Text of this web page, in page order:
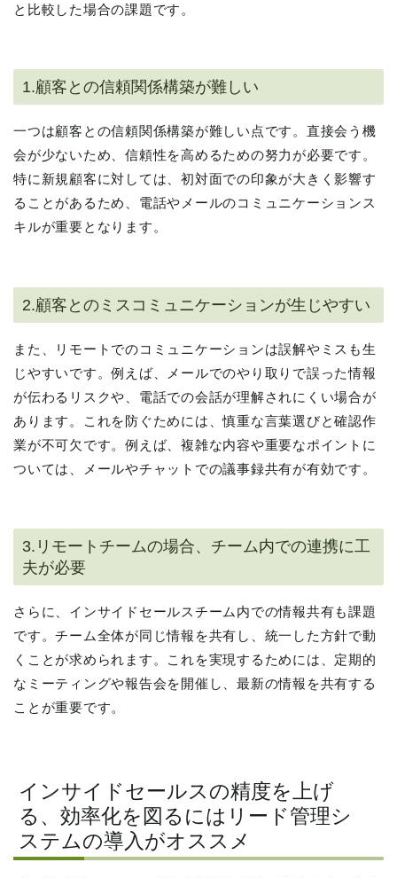
と比較した場合の課題です。
1.顧客との信頼関係構築が難しい
一つは顧客との信頼関係構築が難しい点です。直接会う機
会が少ないため、信頼性を高めるための努力が必要です。
特に新規顧客に対しては、初対面での印象が大きく影響す
ることがあるため、電話やメールのコミュニケーションス
キルが重要となります。
2.顧客とのミスコミュニケーションが生じやすい
また、リモートでのコミュニケーションは誤解やミスも生
じやすいです。例えば、メールでのやり取りで誤った情報
が伝わるリスクや、電話での会話が理解されにくい場合が
あります。これを防ぐためには、慎重な言葉選びと確認作
業が不可欠です。例えば、複雑な内容や重要なポイントに
ついては、メールやチャットでの議事録共有が有効です。
3.リモートチームの場合、チーム内での連携に工
夫が必要
さらに、インサイドセールスチーム内での情報共有も課題
です。チーム全体が同じ情報を共有し、統一した方針で動
くことが求められます。これを実現するためには、定期的
なミーティングや報告会を開催し、最新の情報を共有する
ことが重要です。
インサイドセールスの精度を上げ
る、効率化を図るにはリード管理シ
ステムの導入がオススメ